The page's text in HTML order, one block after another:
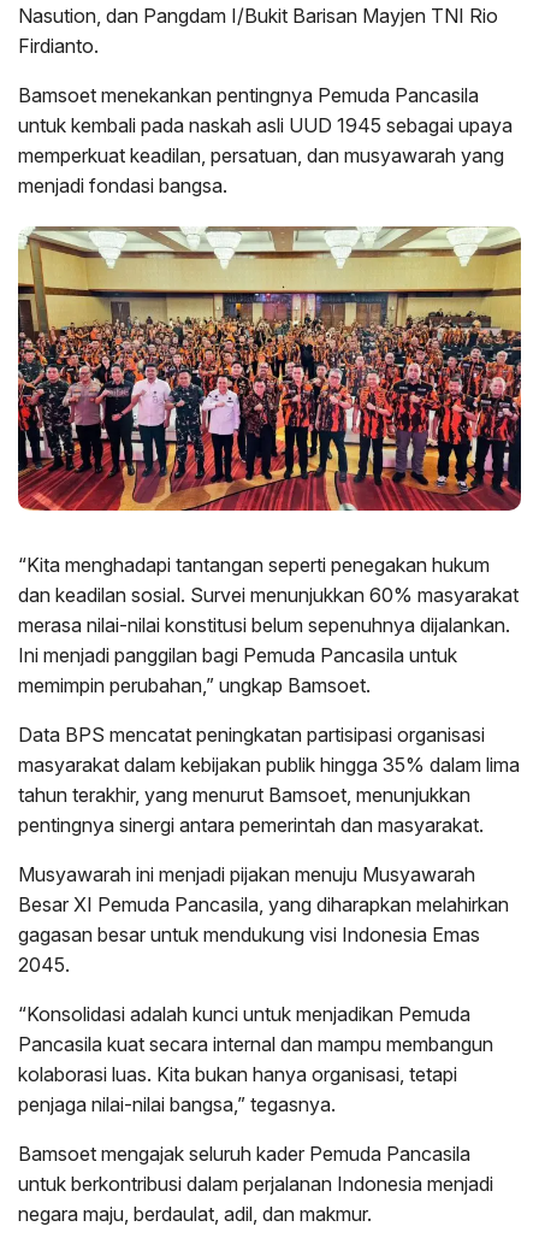
Nasution, dan Pangdam I/Bukit Barisan Mayjen TNI Rio
Firdianto.
Bamsoet menekankan pentingnya Pemuda Pancasila
untuk kembali pada naskah asli UUD 1945 sebagai upaya
memperkuat keadilan, persatuan, dan musyawarah yang
menjadi fondasi bangsa.
“Kita menghadapi tantangan seperti penegakan hukum
dan keadilan sosial. Survei menunjukkan 60% masyarakat
merasa nilai-nilai konstitusi belum sepenuhnya dijalankan.
Ini menjadi panggilan bagi Pemuda Pancasila untuk
memimpin perubahan,” ungkap Bamsoet.
Data BPS mencatat peningkatan partisipasi organisasi
masyarakat dalam kebijakan publik hingga 35% dalam lima
tahun terakhir, yang menurut Bamsoet, menunjukkan
pentingnya sinergi antara pemerintah dan masyarakat.
Musyawarah ini menjadi pijakan menuju Musyawarah
Besar XI Pemuda Pancasila, yang diharapkan melahirkan
gagasan besar untuk mendukung visi Indonesia Emas
2045.
“Konsolidasi adalah kunci untuk menjadikan Pemuda
Pancasila kuat secara internal dan mampu membangun
kolaborasi luas. Kita bukan hanya organisasi, tetapi
penjaga nilai-nilai bangsa,” tegasnya.
Bamsoet mengajak seluruh kader Pemuda Pancasila
untuk berkontribusi dalam perjalanan Indonesia menjadi
negara maju, berdaulat, adil, dan makmur.